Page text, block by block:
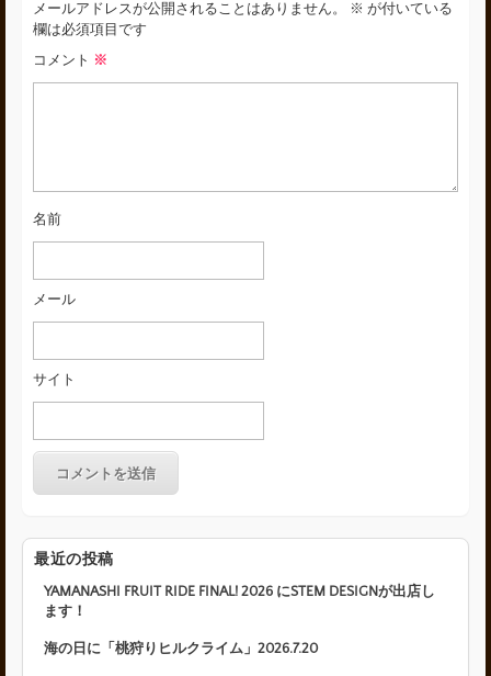
メールアドレスが公開されることはありません。 ※ が付いている
欄は必須項目です
コメント ※
名前
メール
サイト
最近の投稿
YAMANASHI FRUIT RIDE FINAL! 2026 にSTEM DESIGNが出店し
ます！
海の日に「桃狩りヒルクライム」2026.7.20